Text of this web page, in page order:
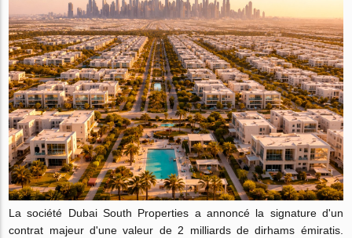
La société Dubai South Properties a annoncé la signature d'un
contrat majeur d'une valeur de 2 milliards de dirhams émiratis.